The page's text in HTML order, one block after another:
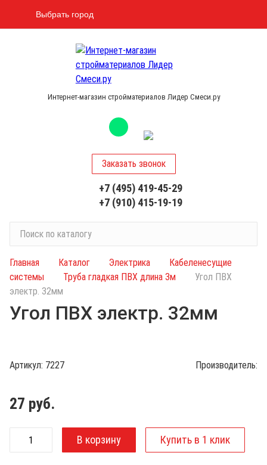
Выбрать город
Интернет-магазин стройматериалов Лидер Смеси.ру
и
о
а
о
у
Заказать звонок
+7 (495) 419-45-29
+7 (910) 415-19-19
Главная Каталог Электрика
Кабеленесущие
системы
Труба гладкая ПВХ длина 3м
Угол ПВХ
электр. 32мм
Угол ПВХ электр. 32мм
Артикул: 7227 Производитель:
27 руб.